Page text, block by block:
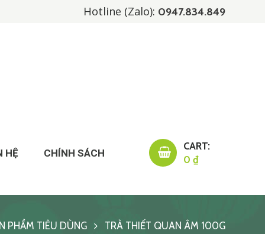
Hotline (Zalo): 0947.834.849
HỆ CHÍNH SÁCH
CART:
0 ₫
PHẨM TIÊU DÙNG TRÀ THIẾT QUAN ÂM 100G